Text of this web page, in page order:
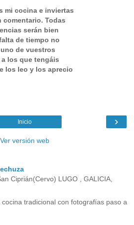
mi cocina e inviertas
comentario. Todas
serán bien
de tiempo no
de vuestros
los que tengáis
los leo y los aprecio
›
Inicio
Ver versión web
Ciprián(Cervo) LUGO , GALICIA,
cocina tradicional con fotografías paso a